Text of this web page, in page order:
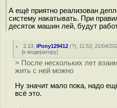
А ещё приятно реализован
систему накатывать. При
десяток машин лей, будут
2.13 ,iPony129412 (?), 11:53, 21/04/
[к модератору]
> После нескольких лет
жить с ней можно
Ну значит мало пока, надо
всё это.